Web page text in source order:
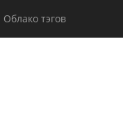
Облако тэгов